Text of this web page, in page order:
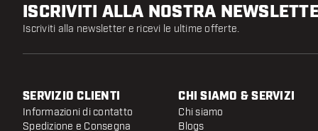
ISCRIVITI ALLA NOSTRA
Iscriviti alla newsletter e ricevi le ultime offerte.
SERVIZIO CLIENTI
Informazioni di contatto
Spedizione e Consegna
CHI SIAMO & SERVIZI
Chi siamo
Blogs